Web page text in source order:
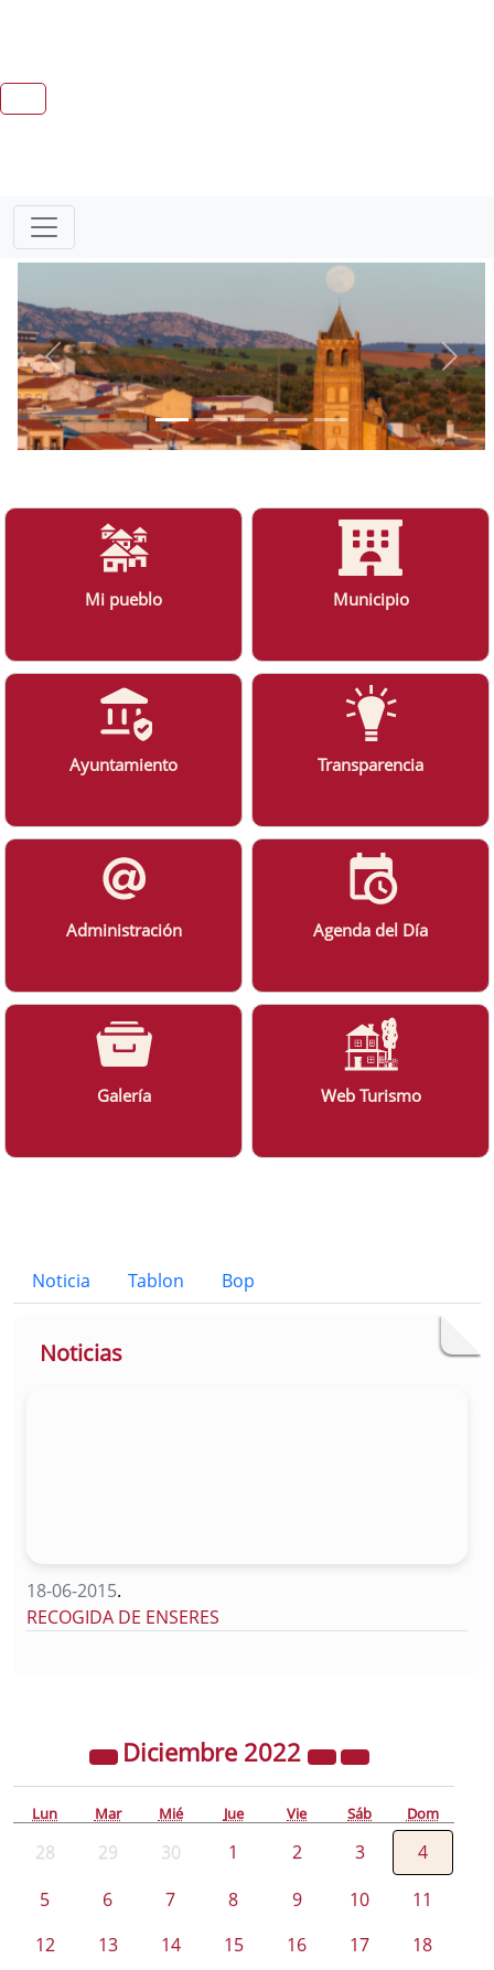
Mi pueblo Municipio
Ayuntamiento Transparencia
Administración Agenda del Día
Galería Web Turismo
Noticia Tablon Bop
Button
Noticias
18-06-2015.
RECOGIDA DE ENSERES
Diciembre 2022
Lun Mar Mié Jue Vie Sáb Dom
28 29 30 1 2 3
4
5
6 7 8 9 10
11
12
13 14 15 16 17
18